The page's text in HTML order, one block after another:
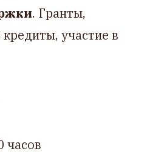
. Гранты,
участие в
часов